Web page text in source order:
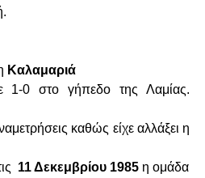
Καλαμαριά
1-0 στο γήπεδο της Λαμίας.
καθώς είχε αλλάξει η
11 Δεκεμβρίου 1985η ομάδα